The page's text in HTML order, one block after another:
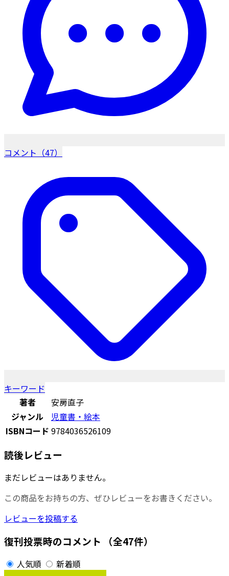
コメント（47）
キーワード
著者
安房直子
ジャンル
児童書・絵本
ISBNコード 9784036526109
読後レビュー
まだレビューはありません。
この商品をお持ちの方、ぜひレビューをお書きください。
レビューを投稿する
復刊投票時のコメント （全47件）
人気順 新着順